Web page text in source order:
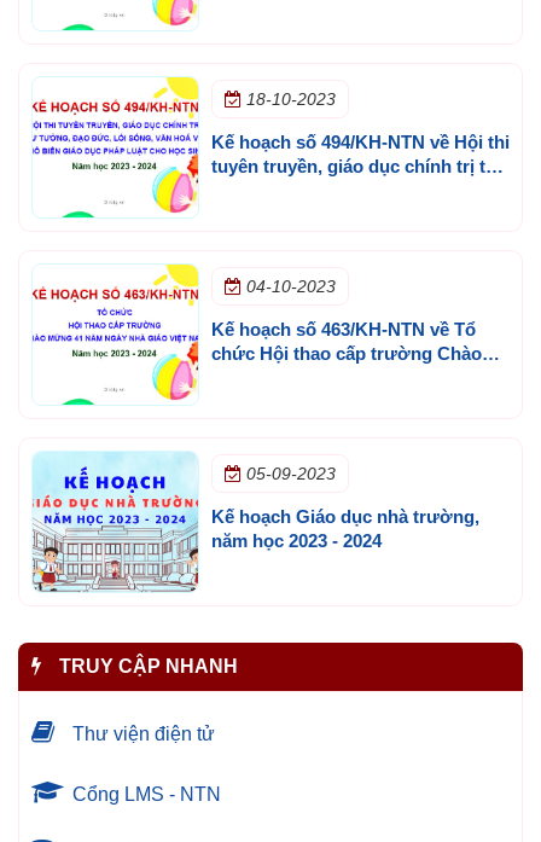
18-10-2023
Kế hoạch số 494/KH-NTN về Hội thi
tuyên truyền, giáo dục chính trị tư
04-10-2023
Kế hoạch số 463/KH-NTN về Tổ
chức Hội thao cấp trường Chào
05-09-2023
Kế hoạch Giáo dục nhà trường,
năm học 2023 - 2024
TRUY CẬP NHANH
Thư viện điện tử
Cổng LMS - NTN